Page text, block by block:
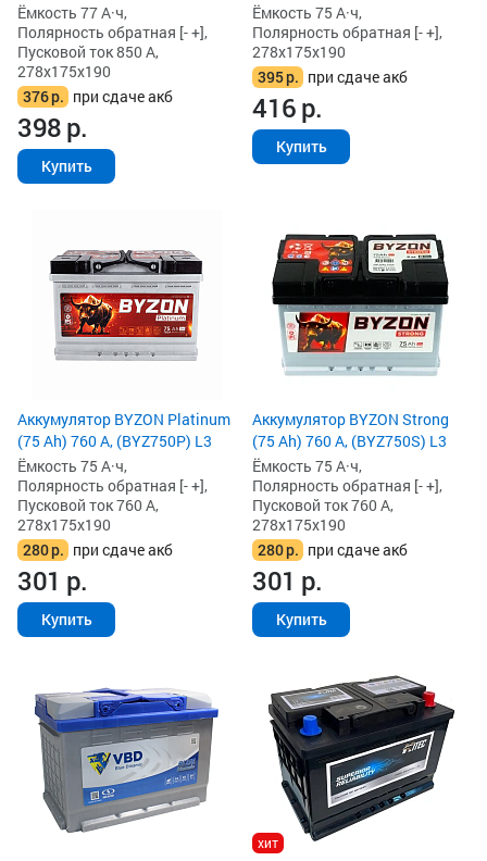
Ёмкость 77 А·ч,
Полярность обратная [- +],
Пусковой ток 850 А,
278x175x190
376р. при сдаче акб
398р.
Купить
Ёмкость 75 А·ч,
Полярность обратная [- +],
278x175x190
395р. при сдаче акб
416р.
Купить
Аккумулятор BYZON Platinum
(75 Ah) 760 А, (BYZ750P) L3
Ёмкость 75 А·ч,
Полярность обратная [- +],
Пусковой ток 760 А,
278x175x190
280р. при сдаче акб
301 р.
Купить
Аккумулятор BYZON Strong
(75 Ah) 760 А, (BYZ750S) L3
Ёмкость 75 А·ч,
Полярность обратная [- +],
Пусковой ток 760 А,
278x175x190
280р. при сдаче акб
301 р.
Купить
хит